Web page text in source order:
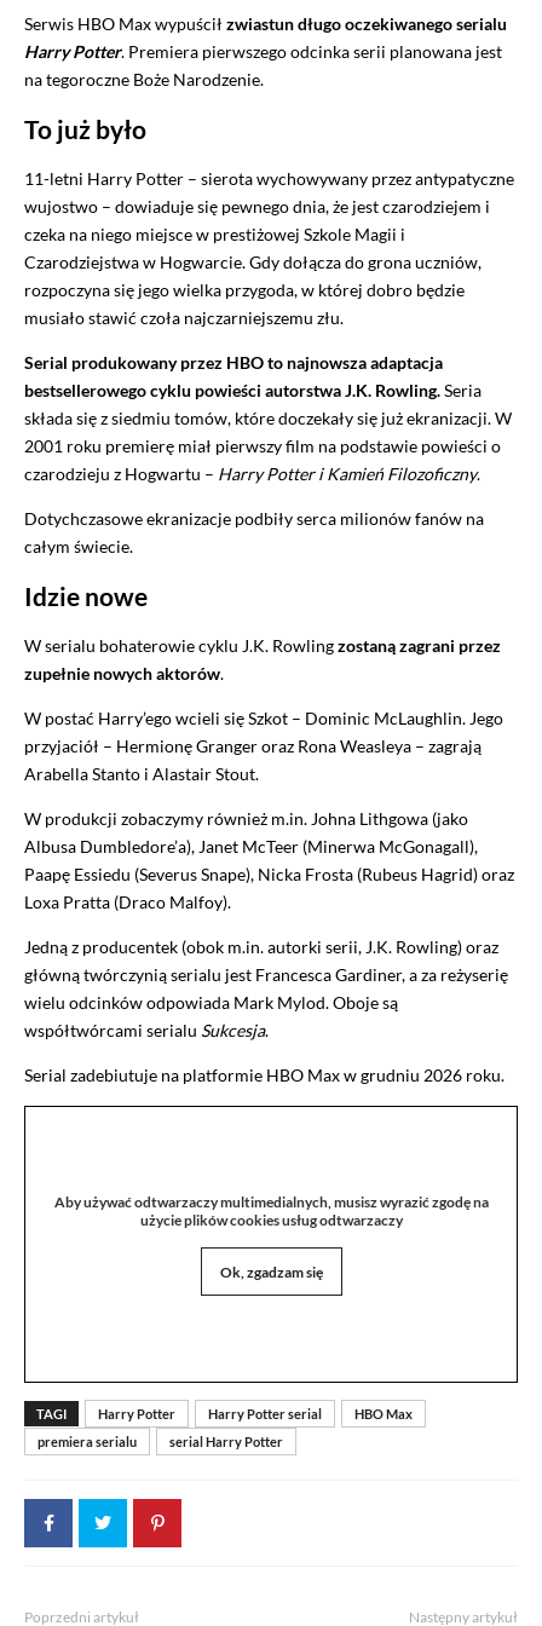
Serwis HBO Max wypuścił zwiastun długo oczekiwanego serialu
Harry Potter. Premiera pierwszego odcinka serii planowana jest
na tegoroczne Boże Narodzenie.
To już było
11-letni Harry Potter – sierota wychowywany przez antypatyczne
wujostwo – dowiaduje się pewnego dnia, że jest czarodziejem i
czeka na niego miejsce w prestiżowej Szkole Magii i
Czarodziejstwa w Hogwarcie. Gdy dołącza do grona uczniów,
rozpoczyna się jego wielka przygoda, w której dobro będzie
musiało stawić czoła najczarniejszemu złu.
Serial produkowany przez HBO to najnowsza adaptacja
bestsellerowego cyklu powieści autorstwa J.K. Rowling.Seria
składa się z siedmiu tomów, które doczekały się już ekranizacji. W
2001 roku premierę miał pierwszy film na podstawie powieści o
czarodzieju z Hogwartu – Harry Potter i Kamień Filozoficzny.
Dotychczasowe ekranizacje podbiły serca milionów fanów na
całym świecie.
Idzie nowe
W serialu bohaterowie cyklu J.K. Rowlingzostaną zagrani przez
zupełnie nowych aktorów.
W postać Harry’ego wcieli się Szkot – Dominic McLaughlin. Jego
przyjaciół – Hermionę Granger oraz Rona Weasleya – zagrają
Arabella Stanto i Alastair Stout.
W produkcji zobaczymy również m.in. Johna Lithgowa (jako
Albusa Dumbledore’a), Janet McTeer (Minerwa McGonagall),
Paapę Essiedu (Severus Snape), Nicka Frosta (Rubeus Hagrid) oraz
Loxa Pratta (Draco Malfoy).
Jedną z producentek (obok m.in. autorki serii, J.K. Rowling) oraz
główną twórczynią serialu jest Francesca Gardiner, a za reżyserię
wielu odcinków odpowiada Mark Mylod. Oboje są
współtwórcami serialu Sukcesja.
Serial zadebiutuje na platformie HBO Max w grudniu 2026 roku.
Aby używać odtwarzaczy multimedialnych, musisz wyrazić zgodę na
użycie plików cookies usług odtwarzaczy
Ok, zgadzam się
TAGI Harry Potter Harry Potter serial
HBO Max
premiera serialu
serial Harry Potter
Poprzedni artykuł Następny artykuł